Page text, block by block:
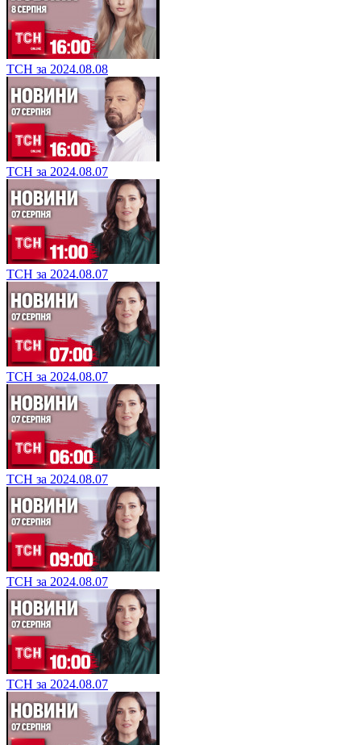
ТСН за 2024.08.08
ТСН за 2024.08.07
ТСН за 2024.08.07
ТСН за 2024.08.07
ТСН за 2024.08.07
ТСН за 2024.08.07
ТСН за 2024.08.07